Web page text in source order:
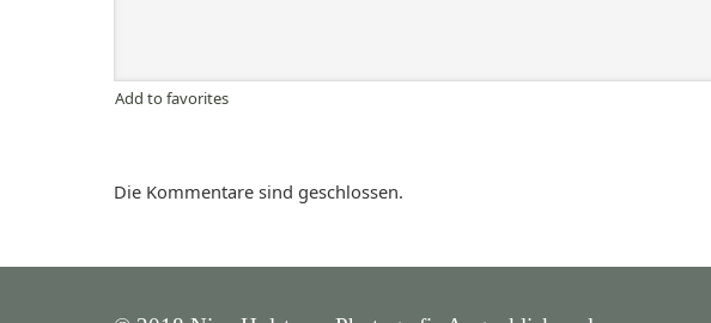
Add to favorites
Die Kommentare sind geschlossen.